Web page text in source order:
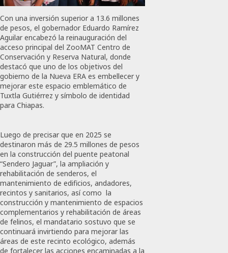
Con una inversión superior a 13.6 millones
de pesos, el gobernador Eduardo Ramírez
Aguilar encabezó la reinauguración del
acceso principal del ZooMAT Centro de
Conservación y Reserva Natural, donde
destacó que uno de los objetivos del
gobierno de la Nueva ERA es embellecer y
mejorar este espacio emblemático de
Tuxtla Gutiérrez y símbolo de identidad
para Chiapas.
Luego de precisar que en 2025 se
destinaron más de 29.5 millones de pesos
en la construcción del puente peatonal
“Sendero Jaguar”, la ampliación y
rehabilitación de senderos, el
mantenimiento de edificios, andadores,
recintos y sanitarios, así como la
construcción y mantenimiento de espacios
complementarios y rehabilitación de áreas
de felinos, el mandatario sostuvo que se
continuará invirtiendo para mejorar las
áreas de este recinto ecológico, además
de fortalecer las acciones encaminadas a la